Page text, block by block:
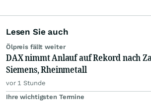
Lesen Sie auch
Ölpreis fällt weiter
DAX nimmt Anlauf auf Rekord nach
Siemens, Rheinmetall
vor 1 Stunde
Ihre wichtigsten Termine